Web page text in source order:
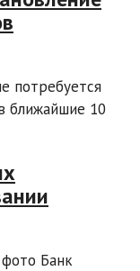
потребуется
ближайшие 10
Банк